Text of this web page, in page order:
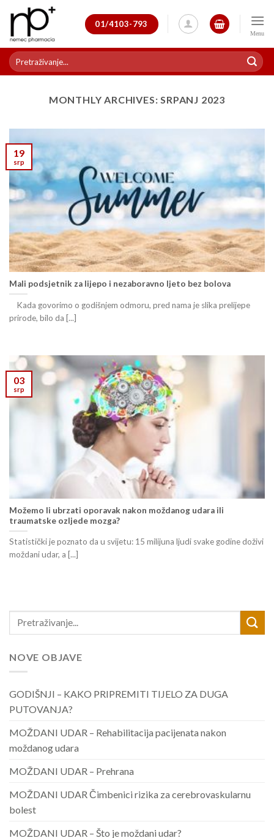
content
01/4103-793
Pretraži:
MONTHLY ARCHIVES:SRPANJ 2023
Mali podsjetnik za lijepo i nezaboravno ljeto bez bolova
Kada govorimo o godišnjem odmoru, pred nama je slika prelijepe
prirode, bilo da [...]
19
srp
Možemo li ubrzati oporavak nakon moždanog udara ili
traumatske ozljede mozga?
Statistički je poznato da u svijetu: 15 milijuna ljudi svake godine doživi
moždani udar, a [...]
03
srp
NOVE OBJAVE
GODIŠNJI – KAKO PRIPREMITI TIJELO ZA DUGA
PUTOVANJA?
MOŽDANI UDAR – Rehabilitacija pacijenata nakon
moždanog udara
MOŽDANI UDAR – Prehrana
MOŽDANI UDAR Čimbenici rizika za cerebrovaskularnu
bolest
MOŽDANI UDAR – Što je moždani udar?